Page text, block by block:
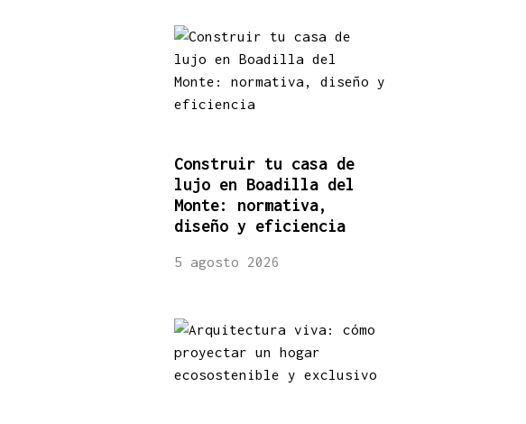
Construir tu casa de
lujo en Boadilla del
Monte: normativa,
diseño y eficiencia
5 agosto 2026